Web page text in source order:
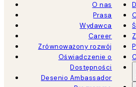
O nas
Prasa
Wydawca
Career
Zrównoważony rozwój
Oświadczenie o
Dostępności
Desenio Ambassador